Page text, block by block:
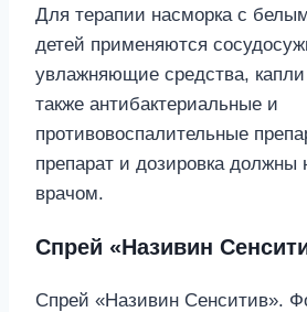
Для терапии насморка с
детей применяются
увлажняющие средства,
также антибактериальные и
противовоспалительные
препарат и дозировка должны
врачом.
Спрей «Називин
Спрей «Називин Сенситив».